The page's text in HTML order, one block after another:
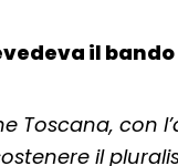
il bando
Toscana, con
il